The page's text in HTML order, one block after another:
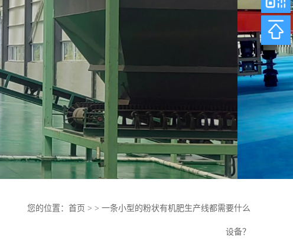
您的位置： 首页 > > 一条小型的粉状有机肥生产线都需要什么
设备？